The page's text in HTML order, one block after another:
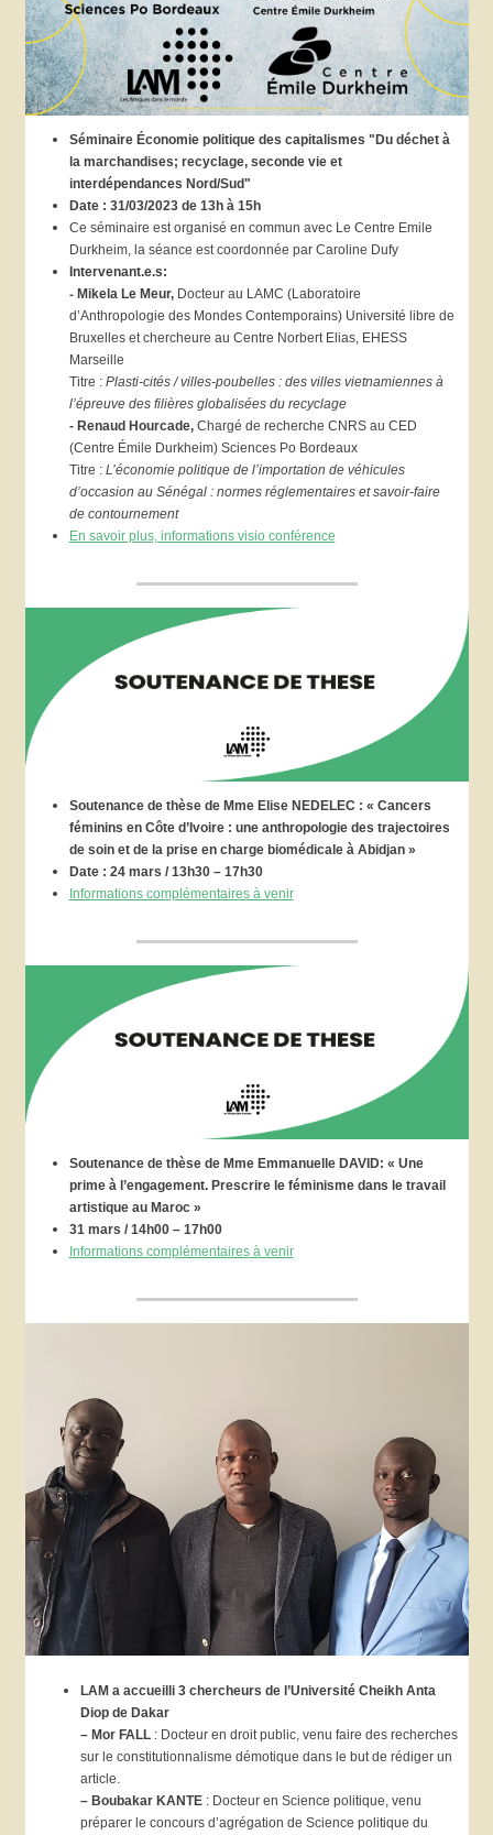
Séminaire Économie politique des capitalismes "Du déchet à
la marchandises; recyclage, seconde vie et
interdépendances Nord/Sud"
Date : 31/03/2023 de 13h à 15h
Ce séminaire est organisé en commun avec Le Centre Emile
Durkheim, la séance est coordonnée par Caroline Dufy
Intervenant.e.s:
- Mikela Le Meur, Docteur au LAMC (Laboratoire
d’Anthropologie des Mondes Contemporains) Université libre de
Bruxelles et chercheure au Centre Norbert Elias, EHESS
Marseille
Titre : Plasti-cités / villes-poubelles : des villes vietnamiennes à
l’épreuve des filières globalisées du recyclage
- Renaud Hourcade, Chargé de recherche CNRS au CED
(Centre Émile Durkheim) Sciences Po Bordeaux
Titre : L’économie politique de l’importation de véhicules
d’occasion au Sénégal : normes réglementaires et savoir-faire
de contournement
En savoir plus, informations visio conférence
Soutenance de thèse de Mme Elise NEDELEC : « Cancers
féminins en Côte d’Ivoire : une anthropologie des trajectoires
de soin et de la prise en charge biomédicale à Abidjan »
Date : 24 mars / 13h30 – 17h30
Informations complémentaires à venir
Soutenance de thèse de Mme Emmanuelle DAVID: « Une
prime à l’engagement. Prescrire le féminisme dans le travail
artistique au Maroc »
31 mars / 14h00 – 17h00
Informations complémentaires à venir
LAM a accueilli 3 chercheurs de l’Université Cheikh Anta
Diop de Dakar
– Mor FALL: Docteur en droit public, venu faire des recherches
sur le constitutionnalisme démotique dans le but de rédiger un
article.
– Boubakar KANTE: Docteur en Science politique, venu
préparer le concours d’agrégation de Science politique du